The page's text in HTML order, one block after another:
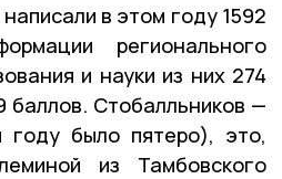
в этом году 1592
регионального
и науки из них 274
баллов. Стобалльников —
было пятеро), это,
из Тамбовского